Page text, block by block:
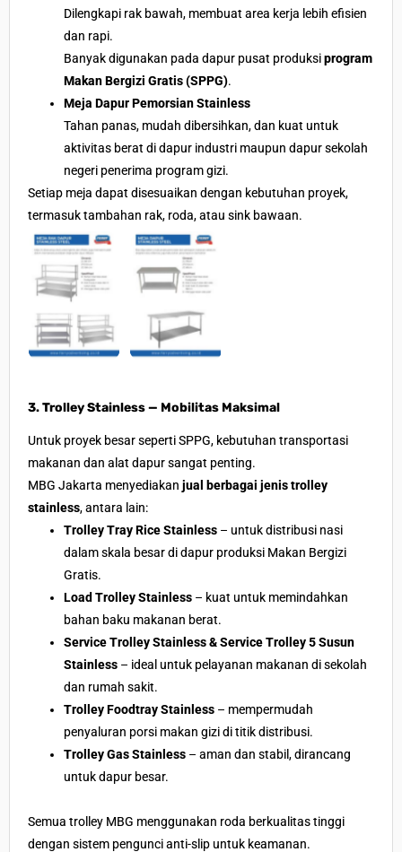
Dilengkapi rak bawah, membuat area kerja lebih efisien
dan rapi.
Banyak digunakan pada dapur pusat produksiprogram
Makan Bergizi Gratis (SPPG).
Meja Dapur Pemorsian Stainless
Tahan panas, mudah dibersihkan, dan kuat untuk
aktivitas berat di dapur industri maupun dapur sekolah
negeri penerima program gizi.
Setiap meja dapat disesuaikan dengan kebutuhan proyek,
termasuk tambahan rak, roda, atau sink bawaan.
3. Trolley Stainless — Mobilitas Maksimal
Untuk proyek besar seperti SPPG, kebutuhan transportasi
makanan dan alat dapur sangat penting.
MBG Jakarta menyediakan jual berbagai jenis trolley
stainless, antara lain:
Trolley Tray Rice Stainless – untuk distribusi nasi
dalam skala besar di dapur produksi Makan Bergizi
Gratis.
Load Trolley Stainless – kuat untuk memindahkan
bahan baku makanan berat.
Service Trolley Stainless & Service Trolley 5 Susun
Stainless – ideal untuk pelayanan makanan di sekolah
dan rumah sakit.
Trolley Foodtray Stainless – mempermudah
penyaluran porsi makan gizi di titik distribusi.
Trolley Gas Stainless – aman dan stabil, dirancang
untuk dapur besar.
Semua trolley MBG menggunakan roda berkualitas tinggi
dengan sistem pengunci anti-slip untuk keamanan.